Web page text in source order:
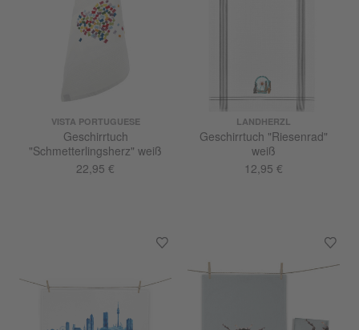
VISTA PORTUGUESE
Geschirrtuch
"Schmetterlingsherz" weiß
22,95 €
LANDHERZL
Geschirrtuch "Riesenrad"
weiß
12,95 €